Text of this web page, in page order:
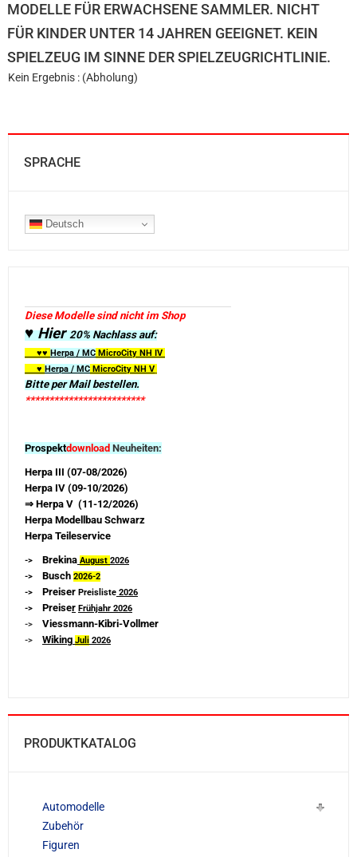
MODELLE FÜR ERWACHSENE SAMMLER. NICHT
FÜR KINDER UNTER 14 JAHREN GEEIGNET. KEIN
SPIELZEUG IM SINNE DER SPIELZEUGRICHTLINIE.
Kein Ergebnis : (Abholung)
SPRACHE
Deutsch
Diese Modelle sind nicht im Shop
♥ Hier20% Nachlass auf:
♥♥ Herpa / MC MicroCity NH IV
♥ Herpa / MC MicroCity NH V
Bitte per Mail bestellen.
*************************
Prospektdownload Neuheiten:
Herpa III (07-08/2026)
Herpa IV (09-10/2026)
⇒ Herpa V (11-12/2026)
Herpa Modellbau Schwarz
Herpa Teileservice
-> Brekina August 2026
-> Busch 2026-2
-> Preiser Preisliste 2026
-> Preiser Frühjahr 2026
-> Viessmann-Kibri-Vollmer
-> Wiking Juli 2026
PRODUKTKATALOG
Automodelle
Zubehör
Figuren